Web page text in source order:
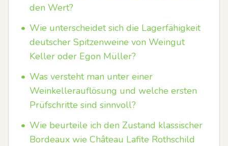
den Wert?
• Wie unterscheidet sich die Lagerfähigkeit
deutscher Spitzenweine von Weingut
Keller oder Egon Müller?
• Was versteht man unter einer
Weinkellerauflösung und welche ersten
Prüfschritte sind sinnvoll?
• Wie beurteile ich den Zustand klassischer
Bordeaux wie Château Lafite Rothschild